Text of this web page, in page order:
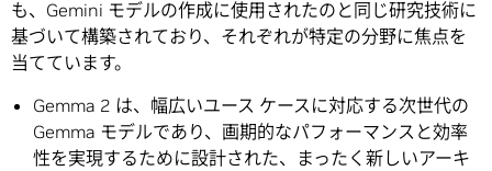
も、Gemini モデルの作成に使用されたのと同じ研究技術に
基づいて構築されており、それぞれが特定の分野に焦点を
当てています。
Gemma 2 は、幅広いユース ケースに対応する次世代の
Gemma モデルであり、画期的なパフォーマンスと効率
性を実現するために設計された、まったく新しいアーキ